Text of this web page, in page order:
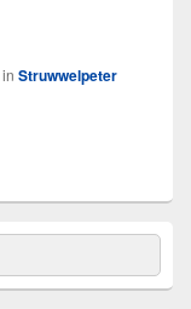
in Struwwelpeter